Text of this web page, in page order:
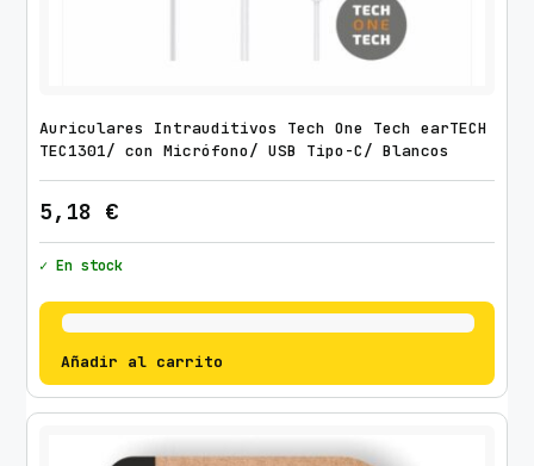
Auriculares Intrauditivos Tech One Tech earTECH
TEC1301/ con Micrófono/ USB Tipo-C/ Blancos
5,18 €
✓ En stock
Añadir al carrito